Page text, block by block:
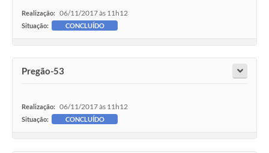
Realização: 06/11/2017 às 11h12
Situação: CONCLUÍDO
Pregão-53
Realização: 06/11/2017 às 11h12
Situação: CONCLUÍDO